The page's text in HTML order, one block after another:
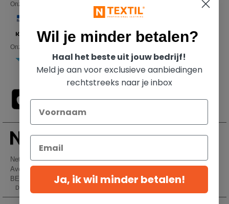
Onze financiële partners
Onze transporteurs
Netenders Belgium SRL
Avenue Hermann-Debroux 54, 1160, Bruxelles
BE61 3632 1629 8017
Dit is GEEN retouradres. Voor retourzending, zie hier
Wil je minder betalen?
Haal het beste uit jouw bedrijf!
Meld je aan voor exclusieve aanbiedingen
rechtstreeks naar je inbox
Ja, ik wil minder betalen!